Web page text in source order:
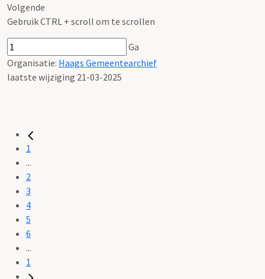
Volgende
Gebruik CTRL + scroll om te scrollen
Ga
Organisatie: Haags Gemeentearchief
laatste wijziging 21-03-2025
1
...
2
3
4
5
6
...
1